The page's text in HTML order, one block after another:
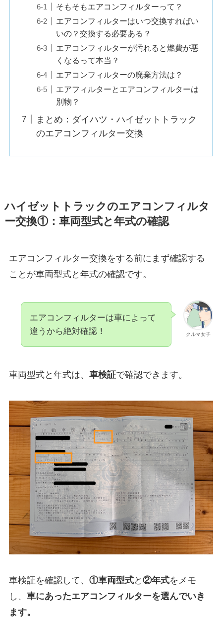
そもそもエアコンフィルターって？
エアコンフィルターはいつ交換すればい
いの？交換する必要ある？
エアコンフィルターが汚れると燃費が悪
くなるって本当？
エアコンフィルターの廃棄方法は？
エアフィルターとエアコンフィルターは
別物？
まとめ：ダイハツ・ハイゼットトラック
のエアコンフィルター交換
ハイゼットトラックのエアコンフィルタ
ー交換①：車両型式と年式の確認
エアコンフィルター交換をする前にまず確認する
ことが車両型式と年式の確認です。
クルマ女子
エアコンフィルターは車によって
違うから絶対確認！
車両型式と年式は、 車検証で確認できます。
車検証を確認して、 ①車両型式と ②年式をメモ
し、 車にあったエアコンフィルターを選んでいき
ます。